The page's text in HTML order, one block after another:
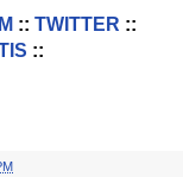
:: TWITTER ::
::